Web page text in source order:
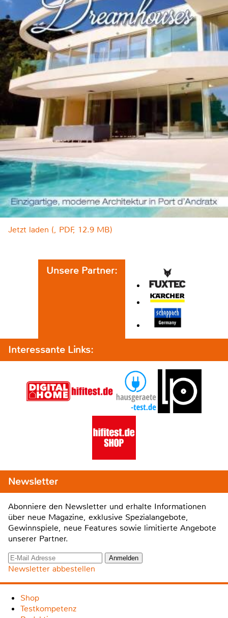
Jetzt laden (, PDF, 12.9 MB)
Unsere Partner:
Interessante Links:
Newsletter
Abonniere den Newsletter und erhalte Informationen
über neue Magazine, exklusive Spezialangebote,
Gewinnspiele, neue Features sowie limitierte Angebote
unserer Partner.
Newsletter abbestellen
Shop
Testkompetenz